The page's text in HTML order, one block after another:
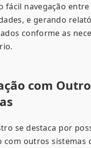
fácil navegação entre
e gerando
conforme as
com
se destaca por
com outros sistemas